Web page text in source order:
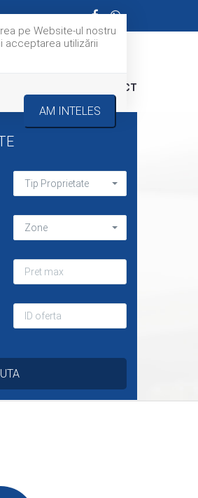
pe Website-ul nostru
acceptarea utilizării
AM INTELES
CONTACT
CU GRĂDINĂ
Tip Proprietate
Zone